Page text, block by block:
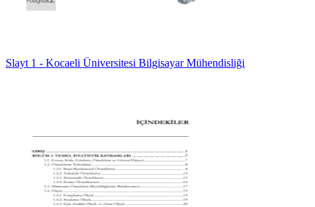
Slayt 1 - Kocaeli Üniversitesi Bilgisayar Mühendisliği